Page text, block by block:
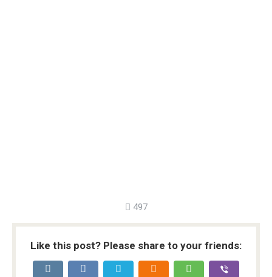
497
Like this post? Please share to your friends: